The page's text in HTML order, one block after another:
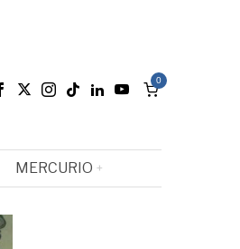
0
MERCURIO